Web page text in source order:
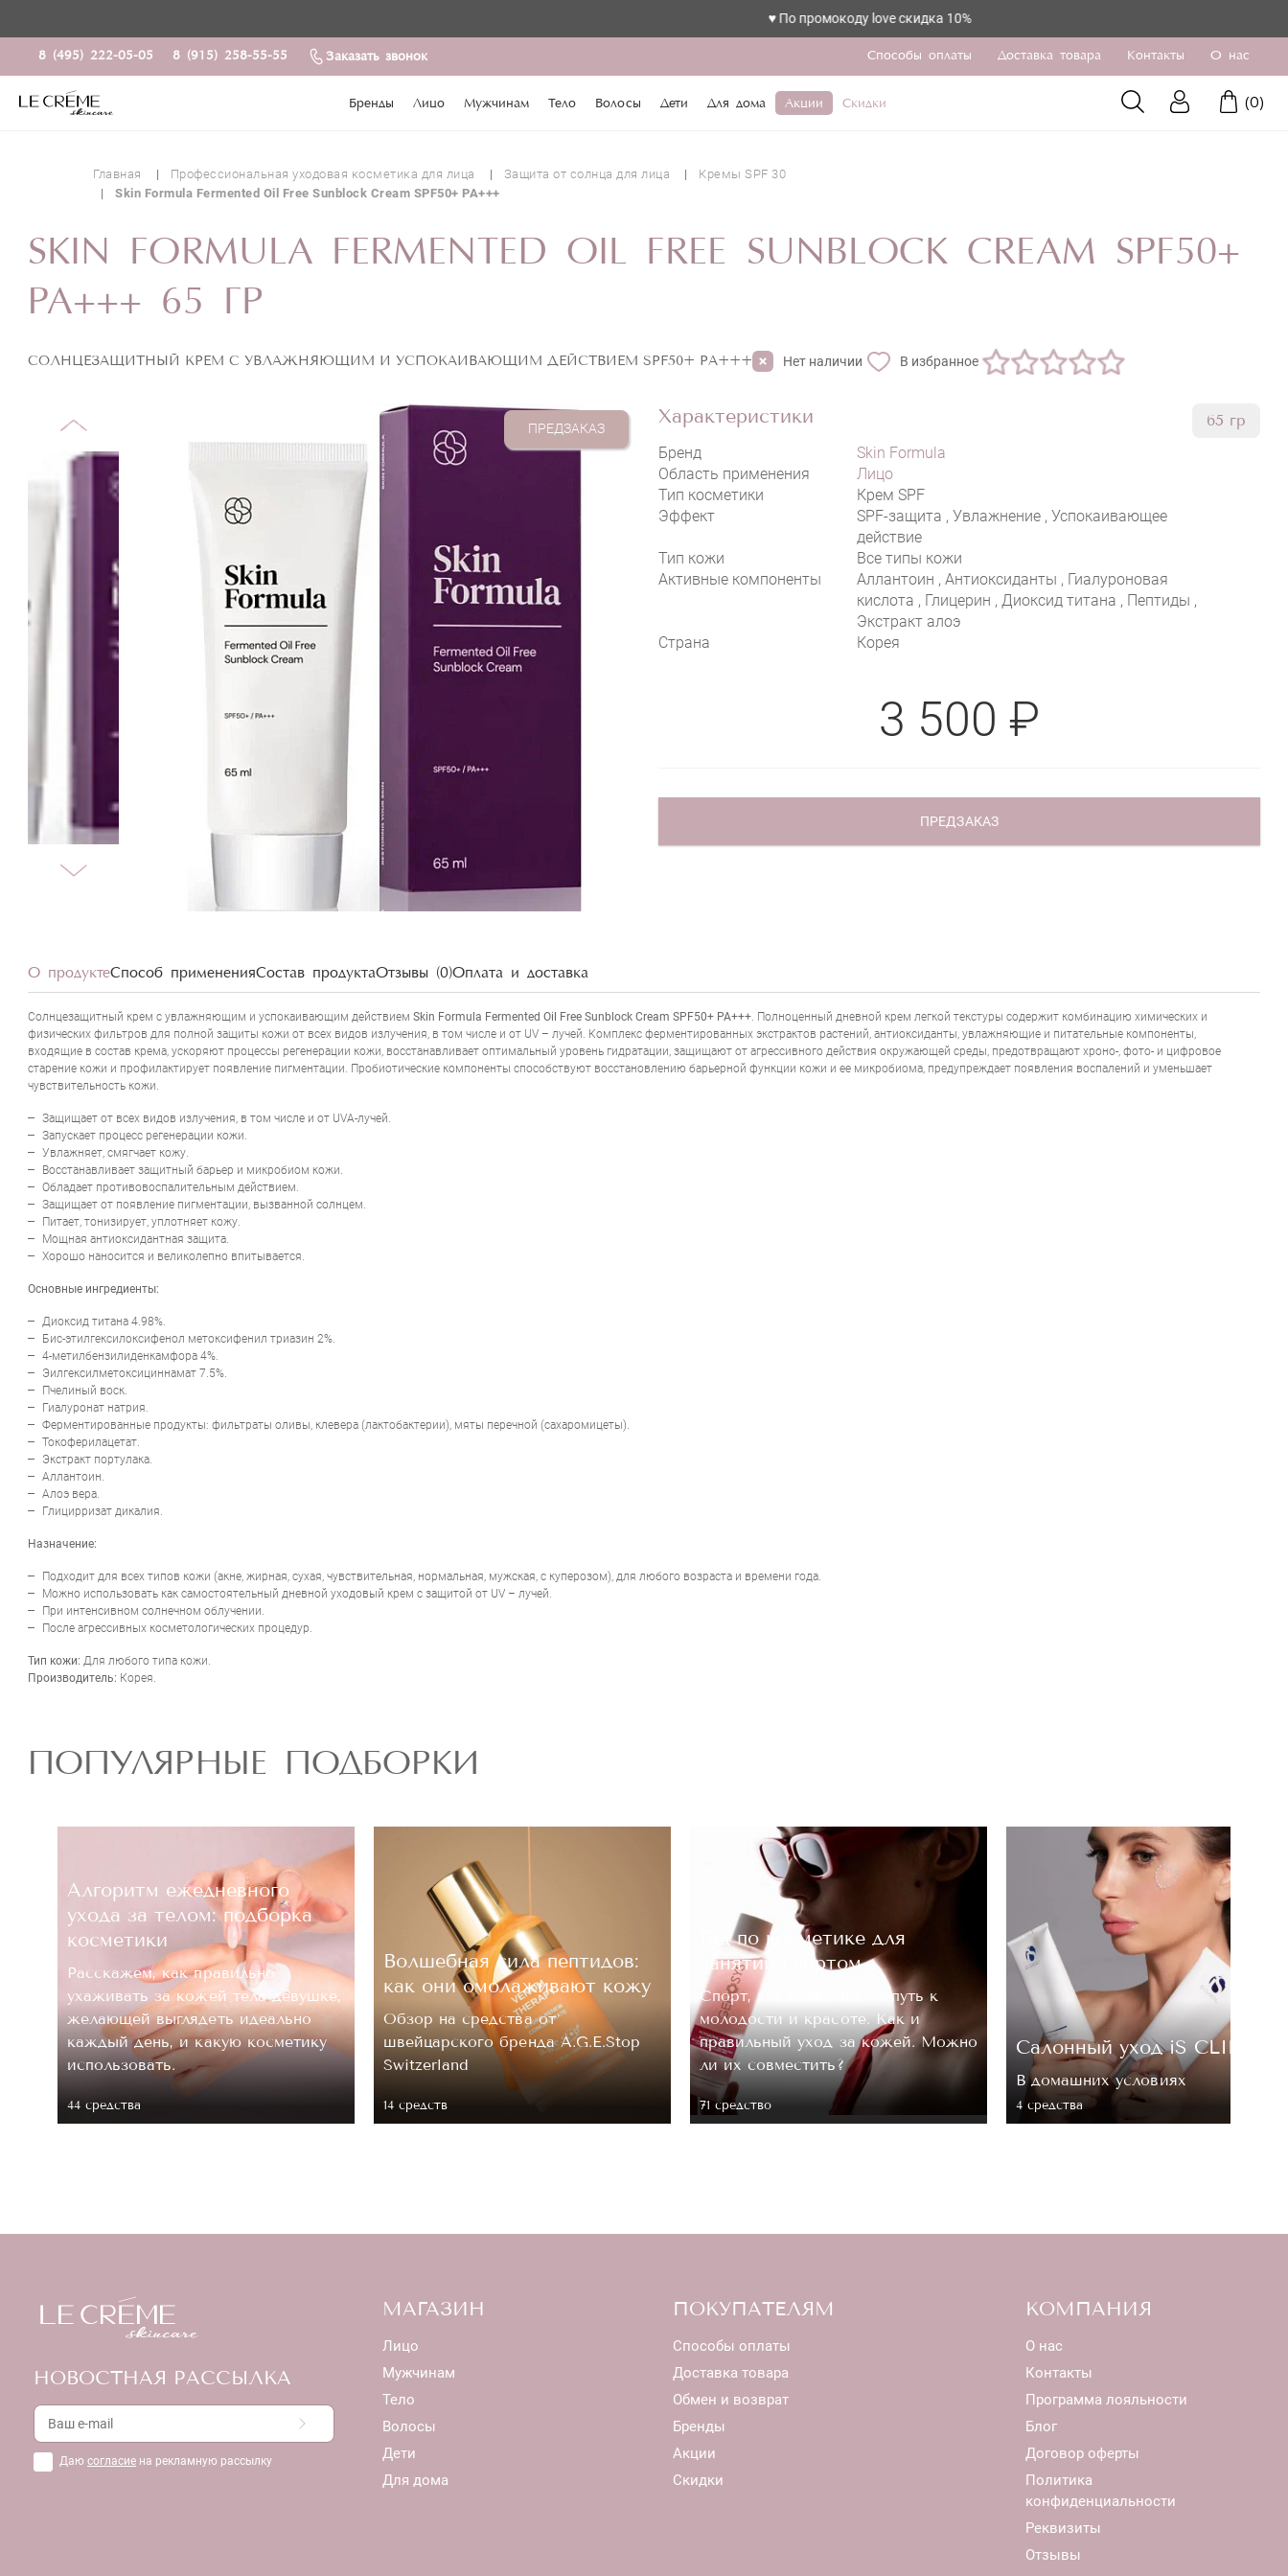
♥️ По промокоду love скидка 10%
8 (495) 222-05-05 8 (915) 258-55-55 Заказать звонок Способы оплаты Доставка товара Контакты О нас
Бренды Лицо Мужчинам Тело Волосы Дети Для дома Акции Скидки (0)
Главная Профессиональная уходовая косметика для лица Защита от солнца для лица
Кремы SPF 30
Skin Formula Fermented Oil Free Sunblock Cream SPF50+ PA+++
SKIN FORMULA FERMENTED OIL FREE SUNBLOCK CREAM SPF50+
PA+++ 65 ГР
CОЛНЦЕЗАЩИТНЫЙ КРЕМ C УВЛАЖНЯЮЩИМ И УСПОКАИВАЮЩИМ ДЕЙСТВИЕМ SPF50+ PA+++ Нет наличии В избранное
ПРЕДЗАКАЗ
Характеристики
65 гр
Бренд
Skin Formula
Область применения
Лицо
Тип косметики
Крем SPF
Эффект
SPF-защита , Увлажнение , Успокаивающее
действие
Тип кожи
Все типы кожи
Активные компоненты
Аллантоин , Антиоксиданты , Гиалуроновая
кислота , Глицерин , Диоксид титана , Пептиды ,
Экстракт алоэ
Страна
Корея
3 500 ₽
ПРЕДЗАКАЗ
НАПИСАТЬ ОТЗЫВ
Отправить
О продуктеСпособ примененияСостав продуктаОтзывы (0)Оплата и доставка
Cолнцезащитный крем c увлажняющим и успокаивающим действием Skin Formula Fermented Oil Free Sunblock Cream SPF50+ PA+++ . Полноценный дневной крем легкой текстуры содержит комбинацию химических и
физических фильтров для полной защиты кожи от всех видов излучения, в том числе и от UV – лучей. Комплекс ферментированных экстрактов растений, антиоксиданты, увлажняющие и питательные компоненты,
входящие в состав крема, ускоряют процессы регенерации кожи, восстанавливает оптимальный уровень гидратации, защищают от агрессивного действия окружающей среды, предотвращают хроно-, фото- и цифровое
старение кожи и профилактирует появление пигментации. Пробиотические компоненты способствуют восстановлению барьерной функции кожи и ее микробиома, предупреждает появления воспалений и уменьшает
чувствительность кожи.
Защищает от всех видов излучения, в том числе и от UVA-лучей.
Запускает процесс регенерации кожи.
Увлажняет, смягчает кожу.
Восстанавливает защитный барьер и микробиом кожи.
Обладает противовоспалительным действием.
Защищает от появление пигментации, вызванной солнцем.
Питает, тонизирует, уплотняет кожу.
Мощная антиоксидантная защита.
Хорошо наносится и великолепно впитывается.
Основные ингредиенты:
Диоксид титана 4.98%.
Бис-этилгексилоксифенол метоксифенил триазин 2%.
4-метилбензилиденкамфора 4%.
Эилгексилметоксициннамат 7.5%.
Пчелиный воск.
Гиалуронат натрия.
Ферментированные продукты: фильтраты оливы, клевера (лактобактерии), мяты перечной (сахаромицеты).
Токоферилацетат.
Экстракт портулака.
Аллантоин.
Алоэ вера.
Глицирризат дикалия.
Назначение:
Подходит для всех типов кожи (акне, жирная, сухая, чувствительная, нормальная, мужская, с куперозом), для любого возраста и времени года.
Можно использовать как самостоятельный дневной уходовый крем с защитой от UV – лучей.
При интенсивном солнечном облучении.
После агрессивных косметологических процедур.
Тип кожи: Для любого типа кожи.
Производитель: Корея.
ПОПУЛЯРНЫЕ ПОДБОРКИ
Алгоритм ежедневного
ухода за телом: подборка
косметики
Расскажем, как правильно
ухаживать за кожей тела девушке,
желающей выглядеть идеально
каждый день, и какую косметику
использовать.
44 средствa
Волшебная сила пептидов:
как они омолаживают кожу
Обзор на средства от
швейцарского бренда A.G.E.Stop
Switzerland
14 средств
Гид по косметике для
занятий спортом
Спорт, как известно, — путь к
молодости и красоте. Как и
правильный уход за кожей. Можно
ли их совместить?
71 средство
Cалонный уход iS
В домашних условиях
4 средствa
НОВОСТНАЯ РАССЫЛКА
Даю согласие на рекламную рассылку
МАГАЗИН
Лицо
Мужчинам
Тело
Волосы
Дети
Для дома
ПОКУПАТЕЛЯМ
Способы оплаты
Доставка товара
Обмен и возврат
Бренды
Акции
Скидки
КОМПАНИЯ
О нас
Контакты
Программа лояльности
Блог
Договор оферты
Политика
конфиденциальности
Реквизиты
Отзывы